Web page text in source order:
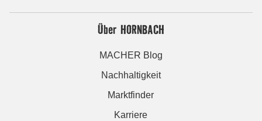
Über HORNBACH
MACHER Blog
Nachhaltigkeit
Marktfinder
Karriere